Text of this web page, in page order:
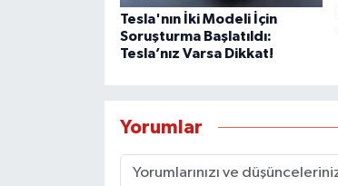
Tesla'nın İki Modeli İçin
Soruşturma Başlatıldı:
Tesla’nız Varsa Dikkat!
Yorumlar